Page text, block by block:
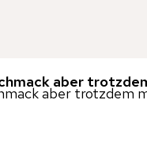
aber
aber trotzdem